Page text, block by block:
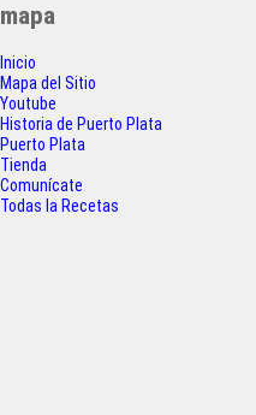
b
o
o
k
t
e
r
p
mapa
Inicio
Mapa del Sitio
Youtube
Historia de Puerto Plata
Puerto Plata
Tienda
Comunícate
Todas la Recetas